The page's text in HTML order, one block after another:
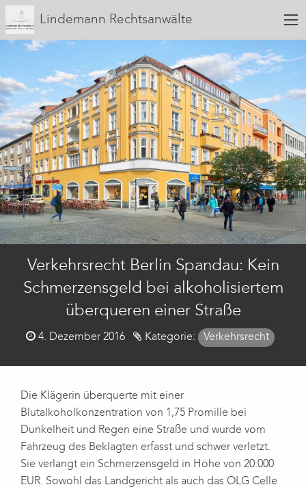
Lindemann Rechtsanwälte
Verkehrsrecht Berlin Spandau: Kein
Schmerzensgeld bei alkoholisiertem
überqueren einer Straße
Posted
4. Dezember 2016 Kategorie: Verkehrsrecht
Die Klägerin überquerte mit einer
Blutalkoholkonzentration von 1,75 Promille bei
Dunkelheit und Regen eine Straße und wurde vom
Fahrzeug des Beklagten erfasst und schwer verletzt.
Sie verlangt ein Schmerzensgeld in Höhe von 20.000
EUR. Sowohl das Landgericht als auch das OLG Celle